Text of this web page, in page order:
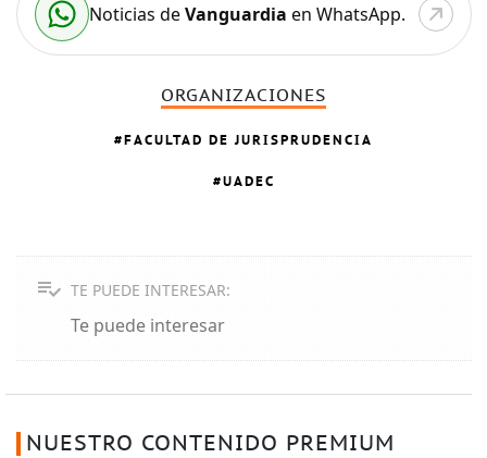
Noticias deVanguardia en WhatsApp.
ORGANIZACIONES
FACULTAD DE JURISPRUDENCIA
UADEC
TE PUEDE INTERESAR:
Te puede interesar
NUESTRO CONTENIDO PREMIUM